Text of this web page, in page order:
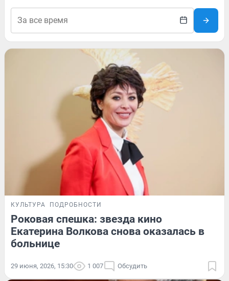
КУЛЬТУРА ПОДРОБНОСТИ
Роковая спешка: звезда кино
Екатерина Волкова снова оказалась в
больнице
29 июня, 2026, 15:30 1 007 Обсудить